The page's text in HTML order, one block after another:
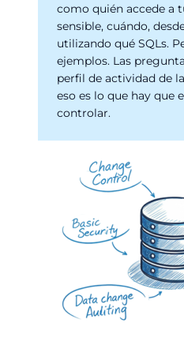
como quién accede a
sensible, cuándo,
utilizando qué SQLs.
ejemplos. Las
perfil de actividad de
eso es lo que hay que
controlar.